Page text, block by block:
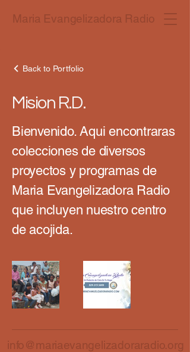
Maria Evangelizadora Radio
Back to Portfolio
Mision R.D.
Bienvenido. Aqui encontraras
colecciones de diversos
proyectos y programas de
Maria Evangelizadora Radio
que incluyen nuestro centro
de acojida.
info@mariaevangelizadoraradio.org